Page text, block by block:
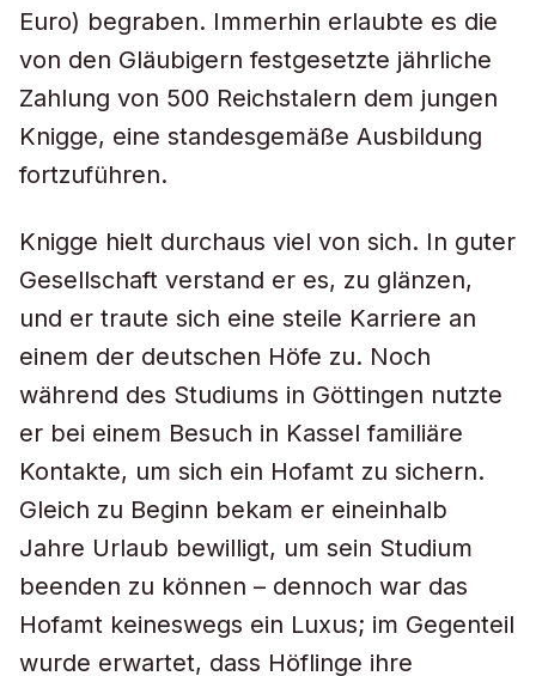
Euro) begraben. Immerhin erlaubte es die
von den Gläubigern festgesetzte jährliche
Zahlung von 500 Reichstalern dem jungen
Knigge, eine standesgemäße Ausbildung
fortzuführen.
Knigge hielt durchaus viel von sich. In guter
Gesellschaft verstand er es, zu glänzen,
und er traute sich eine steile Karriere an
einem der deutschen Höfe zu. Noch
während des Studiums in Göttingen nutzte
er bei einem Besuch in Kassel familiäre
Kontakte, um sich ein Hofamt zu sichern.
Gleich zu Beginn bekam er eineinhalb
Jahre Urlaub bewilligt, um sein Studium
beenden zu können – dennoch war das
Hofamt keineswegs ein Luxus; im Gegenteil
wurde erwartet, dass Höflinge ihre